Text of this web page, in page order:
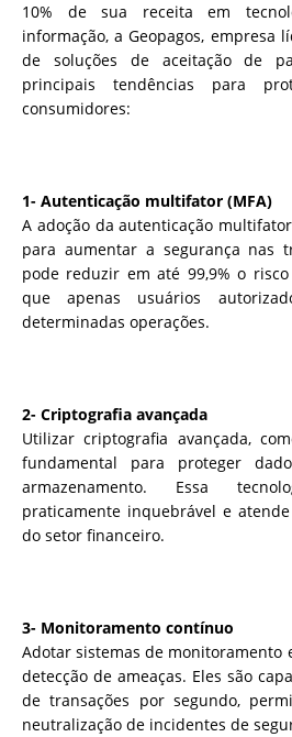
10% de sua receita em
informação, a Geopagos, empresa
de soluções de aceitação de
principais tendências para
consumidores:
1- Autenticação multifator (MFA)
A adoção da autenticação
para aumentar a segurança nas
pode reduzir em até 99,9% o
que apenas usuários
determinadas operações.
2- Criptografia avançada
Utilizar criptografia avançada,
fundamental para proteger
armazenamento. Essa
praticamente inquebrável e
do setor financeiro.
3- Monitoramento contínuo
Adotar sistemas de monitoramento
detecção de ameaças. Eles são
de transações por segundo,
neutralização de incidentes de